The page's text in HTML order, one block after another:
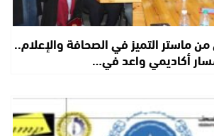
ماستر التميز في الصحافة والإعلام..
أكاديمي واعد في…